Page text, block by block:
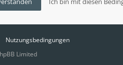
Nutzungsbedingungen
Limited